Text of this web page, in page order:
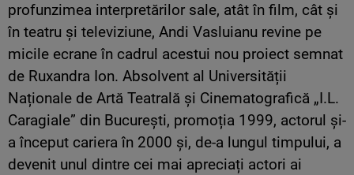
profunzimea interpretărilor sale, atât în film, cât și
în teatru și televiziune, Andi Vasluianu revine pe
micile ecrane în cadrul acestui nou proiect semnat
de Ruxandra Ion. Absolvent al Universității
Naționale de Artă Teatrală și Cinematografică „I.L.
Caragiale” din București, promoția 1999, actorul și-
a început cariera în 2000 și, de-a lungul timpului, a
devenit unul dintre cei mai apreciați actori ai